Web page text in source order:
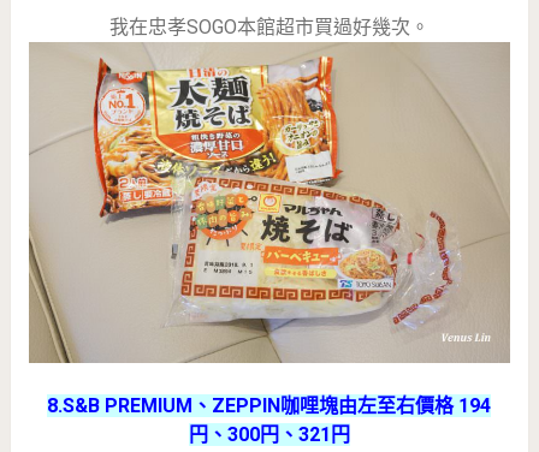
我在忠孝SOGO本館超市買過好幾次。
8.S&B PREMIUM、ZEPPIN咖哩塊由左至右價格 194
円、300円、321円